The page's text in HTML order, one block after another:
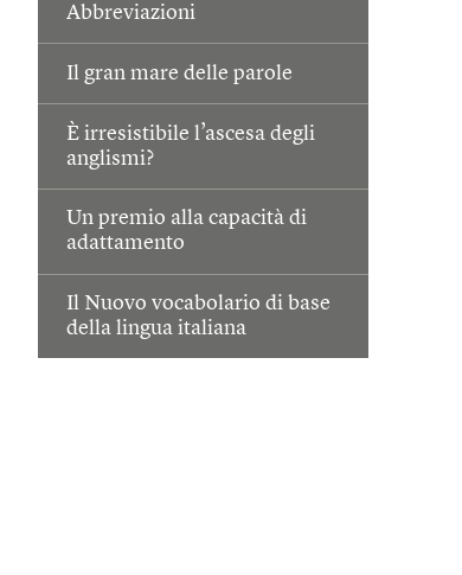
Abbreviazioni
Il gran mare delle parole
È irresistibile l’ascesa degli
anglismi?
Un premio alla capacità di
adattamento
Il Nuovo vocabolario di base
della lingua italiana